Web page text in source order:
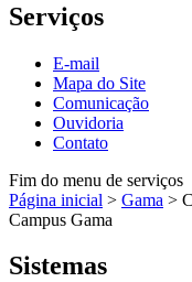
Serviços
E-mail
Mapa do Site
Comunicação
Ouvidoria
Contato
Fim do menu de serviços
Página inicial > Gama >
Campus Gama
Sistemas